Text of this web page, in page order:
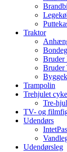
Traktor
Bruder
Bruder
Trampolin
Trehjulet
Tre-
TV- og
Udendørs
Udendørsleg